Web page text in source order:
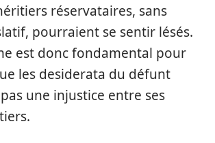
réservataires, sans
pourraient se sentir lésés.
est donc fondamental pour
les desiderata du défunt
une injustice entre ses